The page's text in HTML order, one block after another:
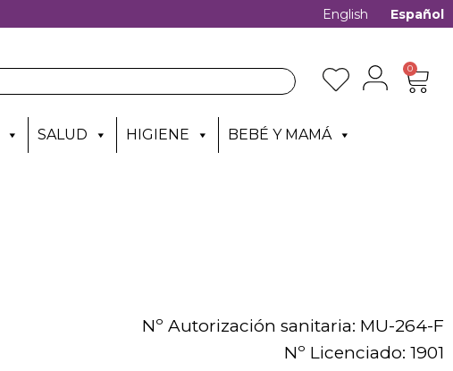
English Español
0
SALUD HIGIENE BEBÉ Y MAMÁ
Nº Autorización sanitaria: MU-264-F
Nº Licenciado: 1901